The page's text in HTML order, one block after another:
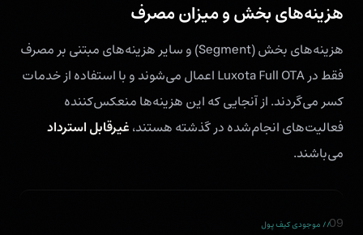
هزینه‌های بخش و میزان مصرف
هزینه‌های بخش (Segment) و سایر هزینه‌های مبتنی بر مصرف
فقط در Luxota Full OTA اعمال می‌شوند و با استفاده از خدمات
کسر می‌گردند. از آنجایی که این هزینه‌ها منعکس‌کننده
فعالیت‌های انجام‌شده در گذشته هستند، غیرقابل استرداد
می‌باشند.
09// موجودی کیف پول